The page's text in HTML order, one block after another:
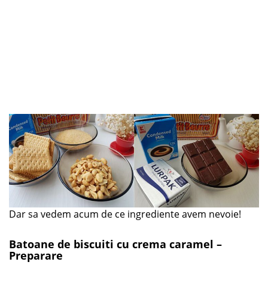
Dar sa vedem acum de ce ingrediente avem nevoie!
Batoane de biscuiti cu crema caramel –
Preparare